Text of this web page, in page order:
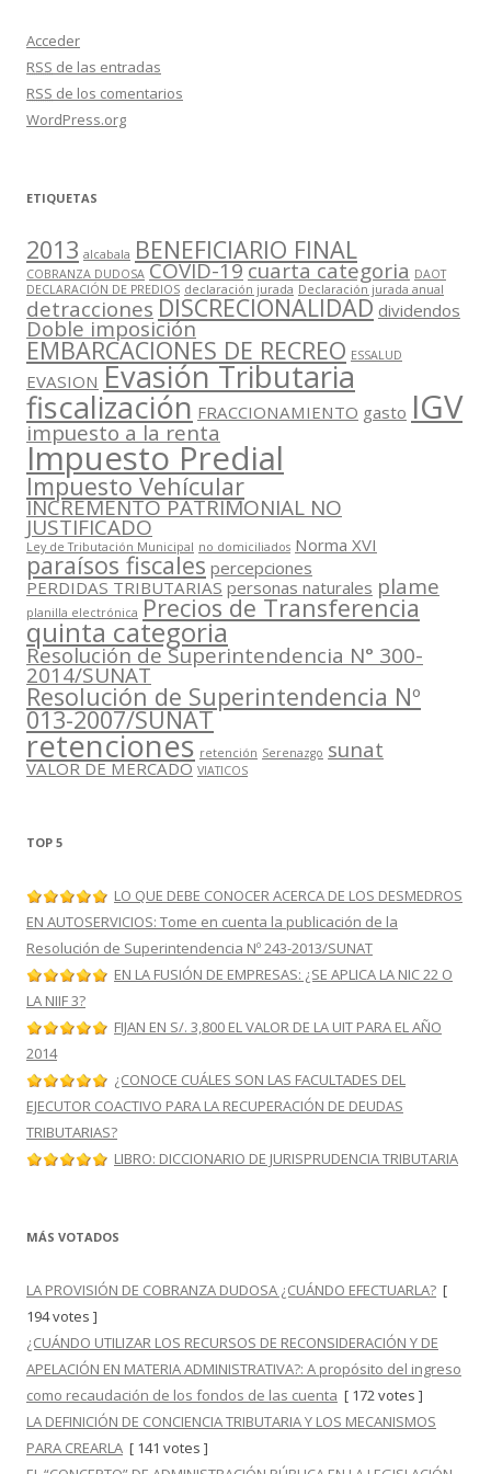
Acceder
RSS de las entradas
RSS de los comentarios
WordPress.org
ETIQUETAS
2013 alcabala BENEFICIARIO FINAL
COBRANZA DUDOSA COVID-19cuarta categoria DAOT
DECLARACIÓN DE PREDIOS declaración jurada Declaración jurada anual
detracciones DISCRECIONALIDAD dividendos
Doble imposición
EMBARCACIONES DE RECREO ESSALUD
EVASION Evasión Tributaria
fiscalización FRACCIONAMIENTO gasto IGV
impuesto a la renta
Impuesto Predial
Impuesto Vehícular
INCREMENTO PATRIMONIAL NO
JUSTIFICADO
Ley de Tributación Municipal no domiciliados Norma XVI
paraísos fiscales percepciones
PERDIDAS TRIBUTARIAS personas naturales plame
planilla electrónica Precios de Transferencia
quinta categoria
Resolución de Superintendencia N° 300-
2014/SUNAT
Resolución de Superintendencia Nº
013-2007/SUNAT
retenciones retención Serenazgo sunat
VALOR DE MERCADO VIATICOS
TOP 5
LO QUE DEBE CONOCER ACERCA DE LOS DESMEDROS
EN AUTOSERVICIOS: Tome en cuenta la publicación de la
Resolución de Superintendencia Nº 243-2013/SUNAT
EN LA FUSIÓN DE EMPRESAS: ¿SE APLICA LA NIC 22 O
LA NIIF 3?
FIJAN EN S/. 3,800 EL VALOR DE LA UIT PARA EL AÑO
2014
¿CONOCE CUÁLES SON LAS FACULTADES DEL
EJECUTOR COACTIVO PARA LA RECUPERACIÓN DE DEUDAS
TRIBUTARIAS?
LIBRO: DICCIONARIO DE JURISPRUDENCIA TRIBUTARIA
MÁS VOTADOS
LA PROVISIÓN DE COBRANZA DUDOSA ¿CUÁNDO EFECTUARLA? [
194 votes ]
¿CUÁNDO UTILIZAR LOS RECURSOS DE RECONSIDERACIÓN Y DE
APELACIÓN EN MATERIA ADMINISTRATIVA?: A propósito del ingreso
como recaudación de los fondos de las cuenta [ 172 votes ]
LA DEFINICIÓN DE CONCIENCIA TRIBUTARIA Y LOS MECANISMOS
PARA CREARLA [ 141 votes ]